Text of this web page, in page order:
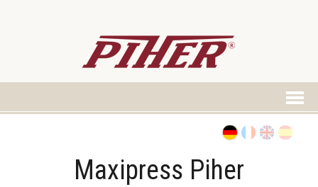
Maxipress Piher